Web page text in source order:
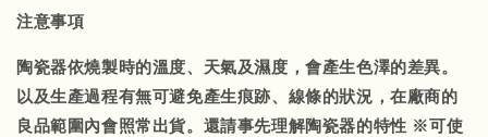
注意事項
陶瓷器依燒製時的溫度、天氣及濕度，會產生色澤的差異。
以及生產過程有無可避免產生痕跡、線條的狀況，在廠商的
良品範圍內會照常出貨。還請事先理解陶瓷器的特性 ※可使